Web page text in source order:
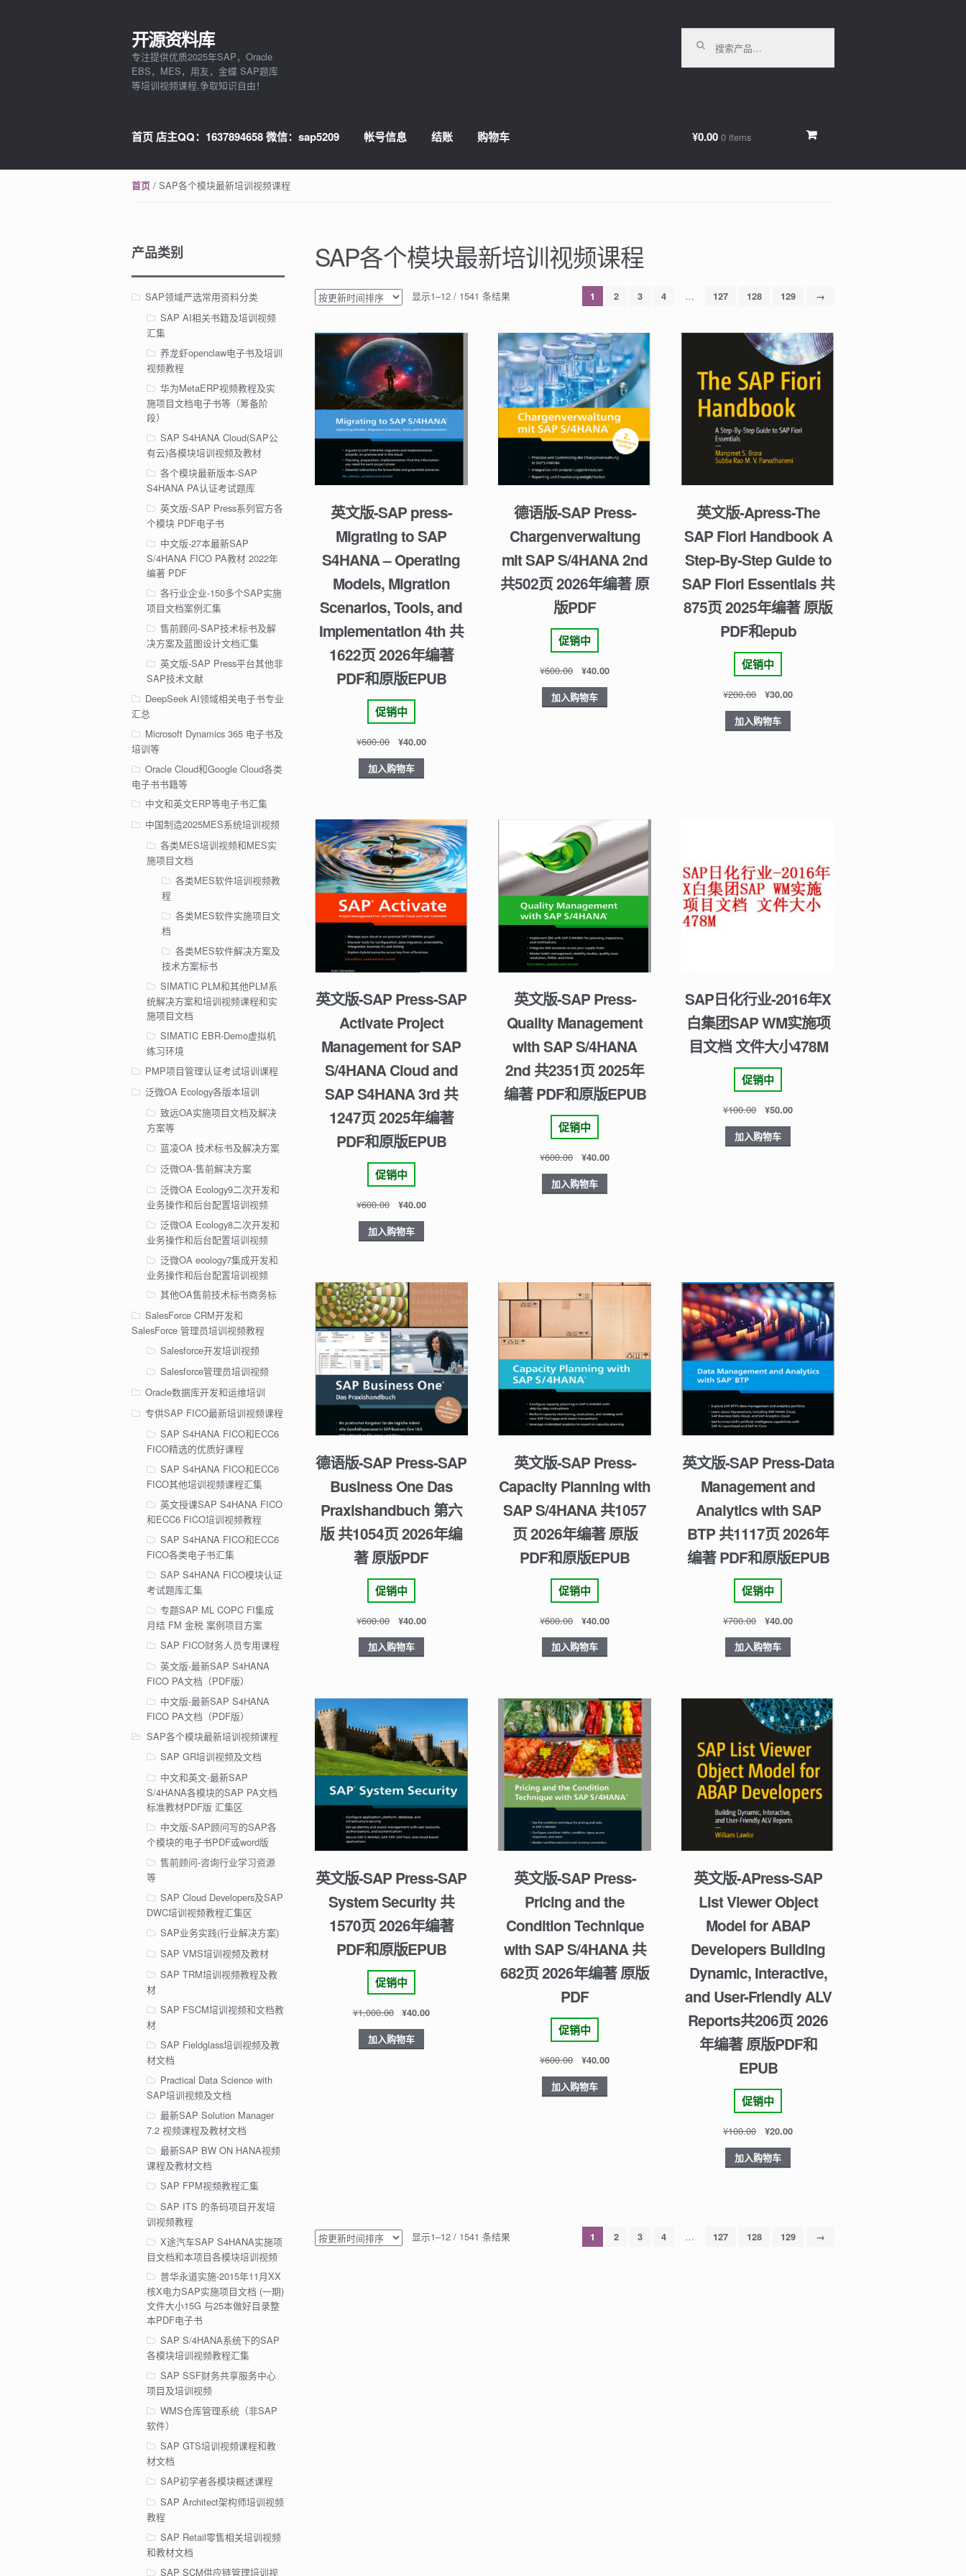
Skip to navigation
Skip to content
开源资料库
专注提供优质2025年SAP，Oracle
EBS，MES，用友，金蝶 SAP题库
等培训视频课程,争取知识自由！
首页 店主QQ：1637894658 微信：sap5209 帐号信息 结账 购物车 ¥0.000 items
首页 / SAP各个模块最新培训视频课程
SAP各个模块最新培训视频课程
显示1–12 / 1541 条结果 1 2 3 4 … 127 128 129 →
英文版-SAP press-
Migrating to SAP
S4HANA – Operating
Models, Migration
Scenarios, Tools, and
Implementation 4th 共
1622页 2026年编著
PDF和原版EPUB
促销中
¥600.00 ¥40.00
加入购物车
德语版-SAP Press-
Chargenverwaltung
mit SAP S/4HANA 2nd
共502页 2026年编著 原
版PDF
促销中
¥600.00 ¥40.00
加入购物车
英文版-Apress-The
SAP Fiori Handbook A
Step-By-Step Guide to
SAP Fiori Essentials 共
875页 2025年编著 原版
PDF和epub
促销中
¥200.00 ¥30.00
加入购物车
英文版-SAP Press-SAP
Activate Project
Management for SAP
S/4HANA Cloud and
SAP S4HANA 3rd 共
1247页 2025年编著
PDF和原版EPUB
促销中
¥600.00 ¥40.00
加入购物车
英文版-SAP Press-
Quality Management
with SAP S/4HANA
2nd 共2351页 2025年
编著 PDF和原版EPUB
促销中
¥600.00 ¥40.00
加入购物车
SAP日化行业-2016年X
白集团SAP WM实施项
目文档 文件大小478M
促销中
¥100.00 ¥50.00
加入购物车
德语版-SAP Press-SAP
Business One Das
Praxishandbuch 第六
版 共1054页 2026年编
著 原版PDF
促销中
¥600.00 ¥40.00
加入购物车
英文版-SAP Press-
Capacity Planning with
SAP S/4HANA 共1057
页 2026年编著 原版
PDF和原版EPUB
促销中
¥600.00 ¥40.00
加入购物车
英文版-SAP Press-Data
Management and
Analytics with SAP
BTP 共1117页 2026年
编著 PDF和原版EPUB
促销中
¥700.00 ¥40.00
加入购物车
英文版-SAP Press-SAP
System Security 共
1570页 2026年编著
PDF和原版EPUB
促销中
¥1,000.00 ¥40.00
加入购物车
英文版-SAP Press-
Pricing and the
Condition Technique
with SAP S/4HANA 共
682页 2026年编著 原版
PDF
促销中
¥600.00 ¥40.00
加入购物车
英文版-APress-SAP
List Viewer Object
Model for ABAP
Developers Building
Dynamic, Interactive,
and User-Friendly ALV
Reports共206页 2026
年编著 原版PDF和
EPUB
促销中
¥100.00 ¥20.00
加入购物车
显示1–12 / 1541 条结果 1 2 3 4 … 127 128 129 →
产品类别
SAP领域严选常用资料分类
SAP AI相关书籍及培训视频
汇集
养龙虾openclaw电子书及培训
视频教程
华为MetaERP视频教程及实
施项目文档电子书等（筹备阶
段）
SAP S4HANA Cloud(SAP公
有云)各模块培训视频及教材
各个模块最新版本-SAP
S4HANA PA认证考试题库
英文版-SAP Press系列官方各
个模块 PDF电子书
中文版-27本最新SAP
S/4HANA FICO PA教材 2022年
编著 PDF
各行业企业-150多个SAP实施
项目文档案例汇集
售前顾问-SAP技术标书及解
决方案及蓝图设计文档汇集
英文版-SAP Press平台其他非
SAP技术文献
DeepSeek AI领域相关电子书专业
汇总
Microsoft Dynamics 365 电子书及
培训等
Oracle Cloud和Google Cloud各类
电子书书籍等
中文和英文ERP等电子书汇集
中国制造2025MES系统培训视频
各类MES培训视频和MES实
施项目文档
各类MES软件培训视频教
程
各类MES软件实施项目文
档
各类MES软件解决方案及
技术方案标书
SIMATIC PLM和其他PLM系
统解决方案和培训视频课程和实
施项目文档
SIMATIC EBR-Demo虚拟机
练习环境
PMP项目管理认证考试培训课程
泛微OA Ecology各版本培训
致远OA实施项目文档及解决
方案等
蓝凌OA 技术标书及解决方案
泛微OA-售前解决方案
泛微OA Ecology9二次开发和
业务操作和后台配置培训视频
泛微OA Ecology8二次开发和
业务操作和后台配置培训视频
泛微OA ecology7集成开发和
业务操作和后台配置培训视频
其他OA售前技术标书商务标
SalesForce CRM开发和
SalesForce 管理员培训视频教程
Salesforce开发培训视频
Salesforce管理员培训视频
Oracle数据库开发和运维培训
专供SAP FICO最新培训视频课程
SAP S4HANA FICO和ECC6
FICO精选的优质好课程
SAP S4HANA FICO和ECC6
FICO其他培训视频课程汇集
英文授课SAP S4HANA FICO
和ECC6 FICO培训视频教程
SAP S4HANA FICO和ECC6
FICO各类电子书汇集
SAP S4HANA FICO模块认证
考试题库汇集
专题SAP ML COPC FI集成
月结 FM 金税 案例项目方案
SAP FICO财务人员专用课程
英文版-最新SAP S4HANA
FICO PA文档（PDF版）
中文版-最新SAP S4HANA
FICO PA文档（PDF版）
SAP各个模块最新培训视频课程
SAP GR培训视频及文档
中文和英文-最新SAP
S/4HANA各模块的SAP PA文档
标准教材PDF版 汇集区
中文版-SAP顾问写的SAP各
个模块的电子书PDF或word版
售前顾问-咨询行业学习资源
等
SAP Cloud Developers及SAP
DWC培训视频教程汇集区
SAP业务实践(行业解决方案)
SAP VMS培训视频及教材
SAP TRM培训视频教程及教
材
SAP FSCM培训视频和文档教
材
SAP Fieldglass培训视频及教
材文档
Practical Data Science with
SAP培训视频及文档
最新SAP Solution Manager
7.2 视频课程及教材文档
最新SAP BW ON HANA视频
课程及教材文档
SAP FPM视频教程汇集
SAP ITS 的条码项目开发培
训视频教程
X途汽车SAP S4HANA实施项
目文档和本项目各模块培训视频
普华永道实施-2015年11月XX
核X电力SAP实施项目文档 (一期)
文件大小15G 与25本做好目录整
本PDF电子书
SAP S/4HANA系统下的SAP
各模块培训视频教程汇集
SAP SSF财务共享服务中心
项目及培训视频
WMS仓库管理系统（非SAP
软件）
SAP GTS培训视频课程和教
材文档
SAP初学者各模块概述课程
SAP Architect架构师培训视频
教程
SAP Retail零售相关培训视频
和教材文档
SAP SCM供应链管理培训视